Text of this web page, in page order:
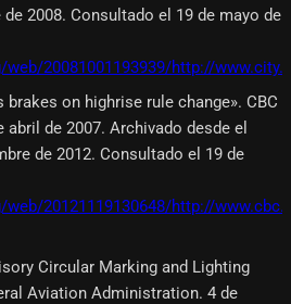
2008. Consultado el 19 de mayo de
20081001193939/http://
brakes on highrise rule change». CBC
abril de 2007. Archivado desde el
de 2012. Consultado el 19 de
web/20121119130648/http://
Circular Marking and Lighting
Aviation Administration. 4 de